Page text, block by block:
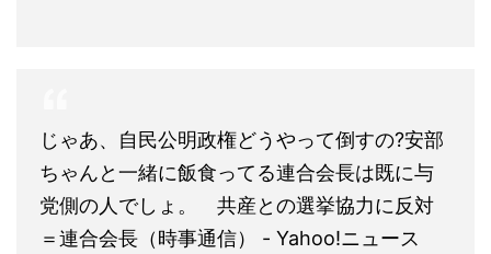
じゃあ、自民公明政権どうやって倒すの?安部
ちゃんと一緒に飯食ってる連合会長は既に与
党側の人でしょ。 共産との選挙協力に反対
＝連合会長（時事通信） - Yahoo!ニュース